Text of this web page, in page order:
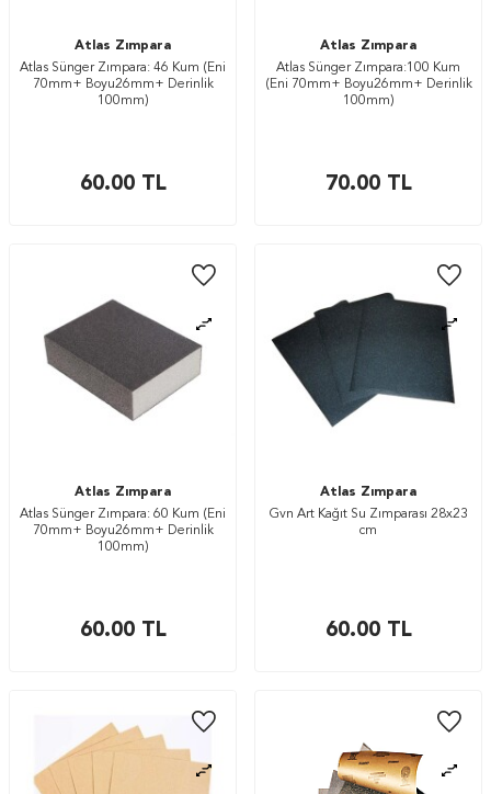
Atlas Zımpara
Atlas Sünger Zımpara: 46 Kum (Eni
70mm+ Boyu26mm+ Derinlik
100mm)
60.00TL
Atlas Zımpara
Atlas Sünger Zımpara:100 Kum
(Eni 70mm+ Boyu26mm+ Derinlik
100mm)
70.00TL
Atlas Zımpara
Atlas Sünger Zımpara: 60 Kum (Eni
70mm+ Boyu26mm+ Derinlik
100mm)
60.00TL
Atlas Zımpara
Gvn Art Kağıt Su Zımparası 28x23
cm
60.00TL